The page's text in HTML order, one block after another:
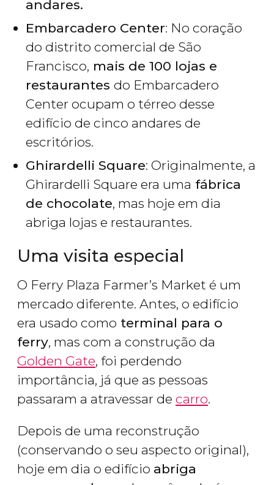
andares.
Embarcadero Center: No coração
do distrito comercial de São
Francisco, mais de 100 lojas e
restaurantes do Embarcadero
Center ocupam o térreo desse
edifício de cinco andares de
escritórios.
Ghirardelli Square: Originalmente, a
Ghirardelli Square era uma fábrica
de chocolate, mas hoje em dia
abriga lojas e restaurantes.
Uma visita especial
O Ferry Plaza Farmer’s Market é um
mercado diferente. Antes, o edifício
era usado como terminal para o
ferry, mas com a construção da
Golden Gate, foi perdendo
importância, já que as pessoas
passaram a atravessar de carro.
Depois de uma reconstrução
(conservando o seu aspecto original),
hoje em dia o edifício abriga